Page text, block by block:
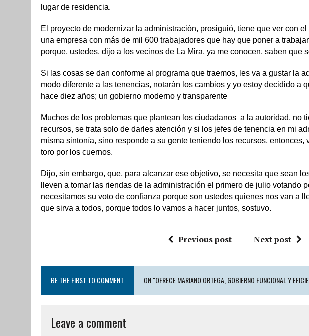
lugar de residencia.
El proyecto de modernizar la administración, prosiguió, tiene que ver con
una empresa con más de mil 600 trabajadores que hay que poner a
porque, ustedes, dijo a los vecinos de La Mira, ya me conocen, saben que
Si las cosas se dan conforme al programa que traemos, les va a gustar la
modo diferente a las tenencias, notarán los cambios y yo estoy decidido a
hace diez años; un gobierno moderno y transparente
Muchos de los problemas que plantean los ciudadanos a la autoridad, no
recursos, se trata solo de darles atención y si los jefes de tenencia en mi
misma sintonía, sino responde a su gente teniendo los recursos, entonces,
toro por los cuernos.
Dijo, sin embargo, que, para alcanzar ese objetivo, se necesita que sean
lleven a tomar las riendas de la administración el primero de julio votando
necesitamos su voto de confianza porque son ustedes quienes nos van a
que sirva a todos, porque todos lo vamos a hacer juntos, sostuvo.
Previous post Next post
BE THE FIRST TO COMMENT ON "OFRECE MARIANO ORTEGA, GOBIERNO FUNCIONAL Y
Leave a comment